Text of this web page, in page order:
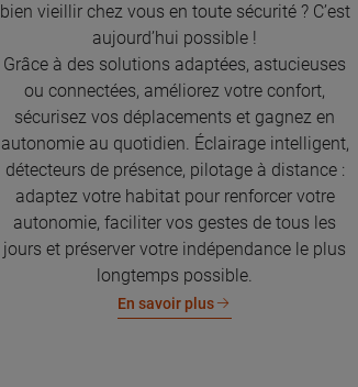
bien vieillir chez vous en toute sécurité ? C’est
aujourd’hui possible !
Grâce à des solutions adaptées, astucieuses
ou connectées, améliorez votre confort,
sécurisez vos déplacements et gagnez en
autonomie au quotidien. Éclairage intelligent,
détecteurs de présence, pilotage à distance :
adaptez votre habitat pour renforcer votre
autonomie, faciliter vos gestes de tous les
jours et préserver votre indépendance le plus
longtemps possible.
En savoir plus